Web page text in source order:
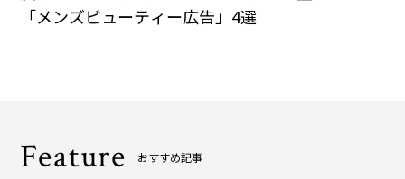
「メンズビューティー広告」4選
Feature おすすめ記事